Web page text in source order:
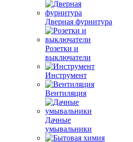
Дверная фурнитура
Розетки и
выключатели
Инструмент
Вентиляция
Дачные
умывальники